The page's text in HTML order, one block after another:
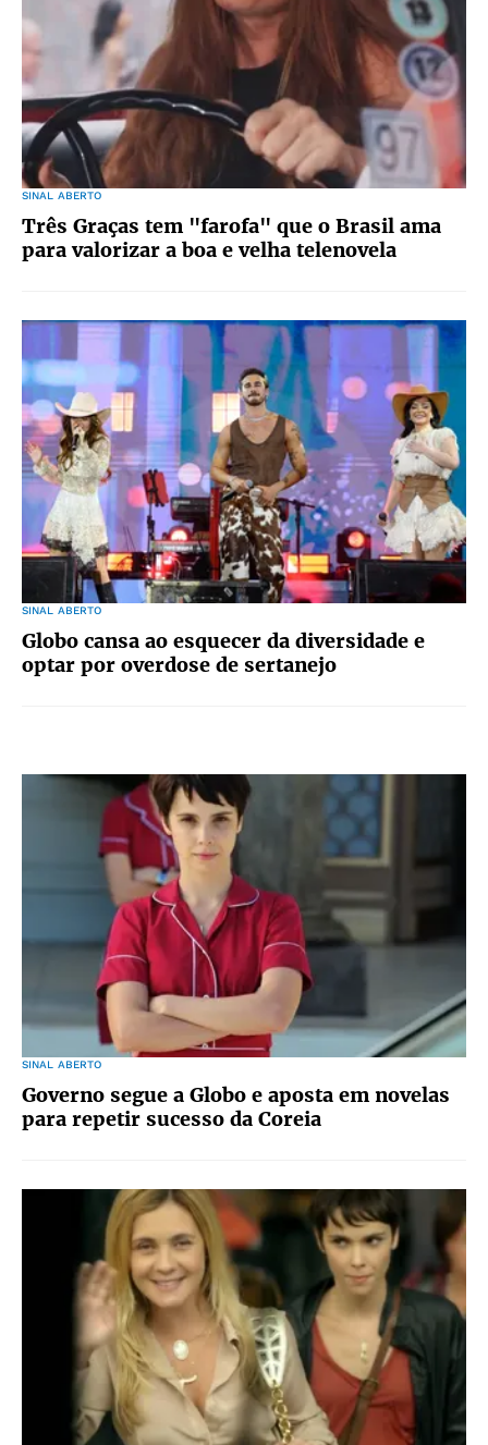
SINAL ABERTO
Três Graças tem "farofa" que o Brasil ama
para valorizar a boa e velha telenovela
SINAL ABERTO
Globo cansa ao esquecer da diversidade e
optar por overdose de sertanejo
SINAL ABERTO
Governo segue a Globo e aposta em novelas
para repetir sucesso da Coreia